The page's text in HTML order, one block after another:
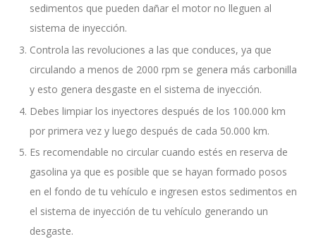
sedimentos que pueden dañar el motor no lleguen al
sistema de inyección.
Controla las revoluciones a las que conduces, ya que
circulando a menos de 2000 rpm se genera más carbonilla
y esto genera desgaste en el sistema de inyección.
Debes limpiar los inyectores después de los 100.000 km
por primera vez y luego después de cada 50.000 km.
Es recomendable no circular cuando estés en reserva de
gasolina ya que es posible que se hayan formado posos
en el fondo de tu vehículo e ingresen estos sedimentos en
el sistema de inyección de tu vehículo generando un
desgaste.